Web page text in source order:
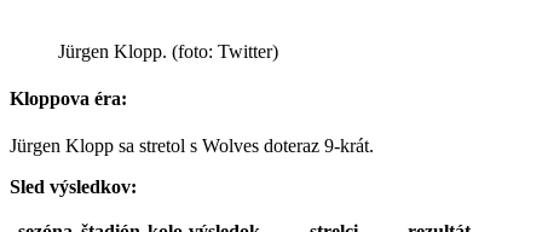
Jürgen Klopp. (foto: Twitter)
Kloppova éra:
Jürgen Klopp sa stretol s Wolves doteraz 9-krát.
Sled výsledkov: